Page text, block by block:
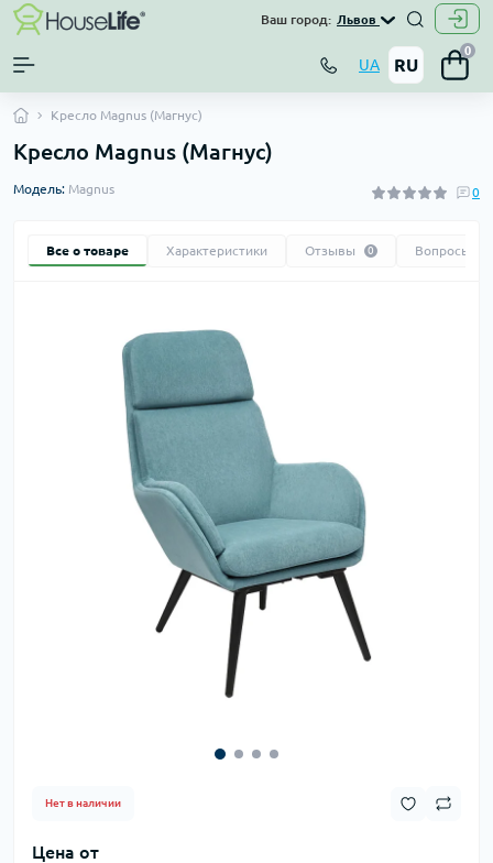
Ваш город: Львов
UA RU
0
Кресло Magnus (Магнус)
Кресло Magnus (Магнус)
Модель: Magnus 0
Все о товаре Характеристики Отзывы 0 Вопросы
Нет в наличии
Цена от